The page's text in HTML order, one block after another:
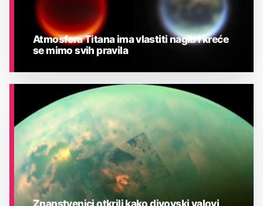
ASTRONOMIJA
Atmosfera Titana ima vlastiti nagib i kreće
se mimo svih pravila
Znanstvenici otkrili kako divovski valovi